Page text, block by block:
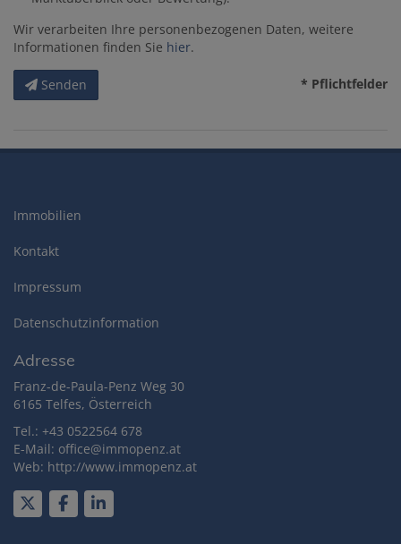
Wir verarbeiten Ihre personenbezogenen Daten, weitere
Informationen finden Sie hier.
Senden * Pflichtfelder
Immobilien
Kontakt
Impressum
Datenschutzinformation
Adresse
Franz-de-Paula-Penz Weg 30
6165 Telfes, Österreich
Tel.: +43 0522564 678
E-Mail: office@immopenz.at
Web: http://www.immopenz.at